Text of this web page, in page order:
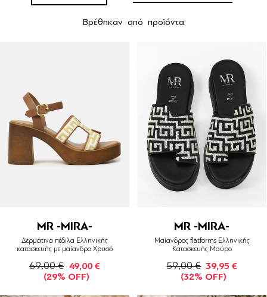
Βρέθηκαν από προϊόντα
MR -MIRA-
Δερμάτινα πέδιλα Ελληνικής
κατασκευής με μαίανδρο Χρυσό
69,00 € 49,00 €
(29% OFF)
MR -MIRA-
Μαίανδρος flatforms Ελληνικής
Κατασκευής Μαύρο
59,00 € 39,95 €
(32% OFF)